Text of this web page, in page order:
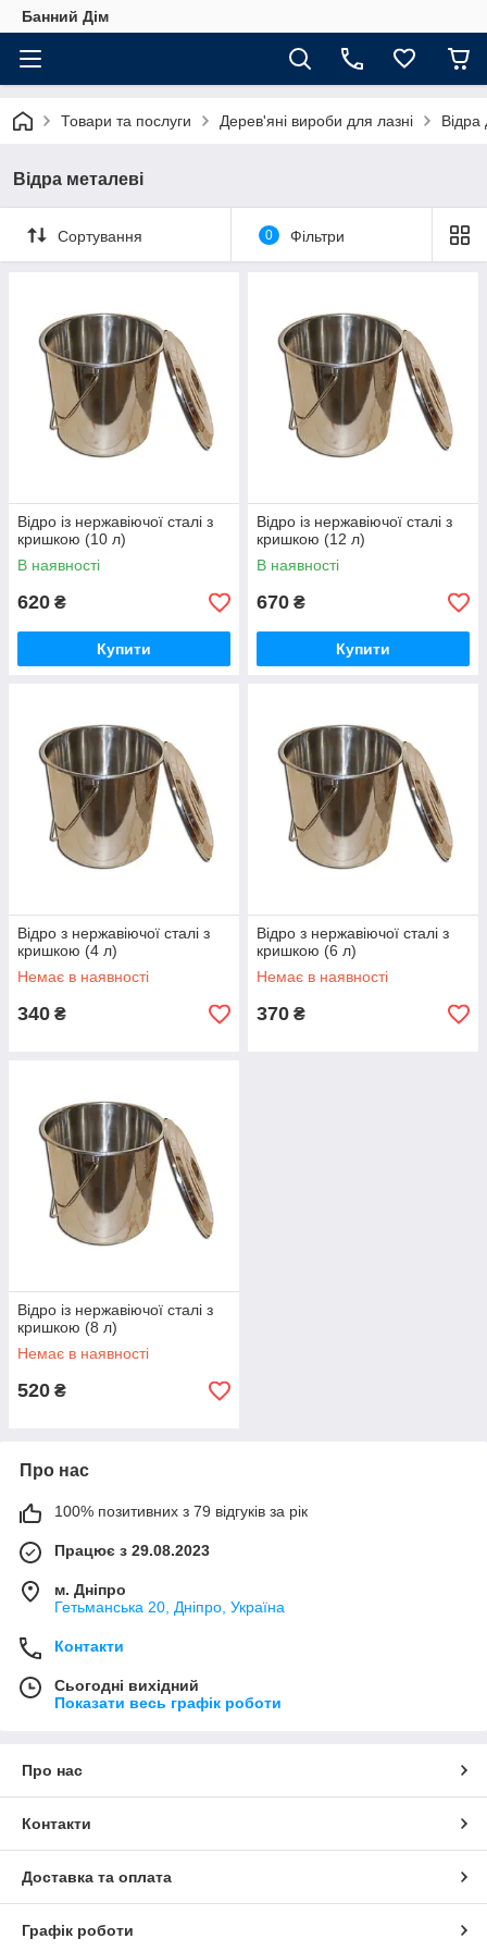
Банний Дім
Товари та послуги Дерев'яні вироби для лазні Відра
Відра металеві
Сортування 0 Фільтри
Відро із нержавіючої сталі з
кришкою (10 л)
В наявності
620 ₴
Купити
Відро із нержавіючої сталі з
кришкою (12 л)
В наявності
670 ₴
Купити
Відро з нержавіючої сталі з
кришкою (4 л)
Немає в наявності
340 ₴
Відро з нержавіючої сталі з
кришкою (6 л)
Немає в наявності
370 ₴
Відро із нержавіючої сталі з
кришкою (8 л)
Немає в наявності
520 ₴
Про нас
100% позитивних з 79 відгуків за рік
Працює з 29.08.2023
м. Дніпро
Гетьманська 20, Дніпро, Україна
Контакти
Сьогодні вихідний
Показати весь графік роботи
Про нас
Контакти
Доставка та оплата
Графік роботи